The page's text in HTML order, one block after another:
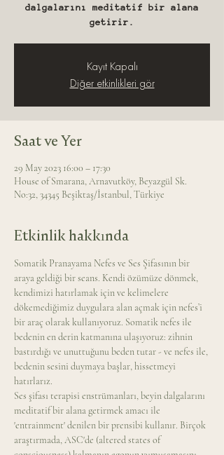
dalgalarını meditatif bir alana
getirir.
Kayıt Kapalı
Diğer etkinlikleri gör
Saat ve Yer
29 May 2023 16:00 – 17:30
House of Smarana, Arnavutköy, Beyazgül Sk.
No:32, 34345 Beşiktaş/İstanbul, Türkiye
Etkinlik hakkında
Somatik Pranayama Nefes ve Ses Şifasının bir
araya geldiği bir seans. Kendi özümüze dönmek,
kendimizi hatırlamak için ve kelimelere
dökemediğimiz duygulara alan açmak için nefes’i
bir araç olarak kullanıyoruz. Somatik nefes ile
bedenin en derin katmanına ulaşıyoruz: zihnin
bastırdığı ve unuttuğunu beden tutar - ve nefes ile,
bedenin sesini duymaya başlar, hissetmeyi
hatırlarız.
Ses şifası terapisi enstrümanları, beyin dalgalarını
meditatif bir alana getirmek amacı ile
'entrainment' denilen bir prensibi kullanır. Birçok
araştırmada, ASC'de (altered states of